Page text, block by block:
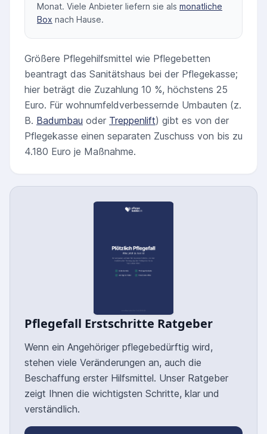
Monat. Viele Anbieter liefern sie als monatliche
Box nach Hause.
Größere Pflegehilfsmittel wie Pflegebetten
beantragt das Sanitätshaus bei der Pflegekasse;
hier beträgt die Zuzahlung 10 %, höchstens 25
Euro. Für wohnumfeldverbessernde Umbauten (z.
B. Badumbau oder Treppenlift) gibt es von der
Pflegekasse einen separaten Zuschuss von bis zu
4.180 Euro je Maßnahme.
Pflegefall Erstschritte Ratgeber
Wenn ein Angehöriger pflegebedürftig wird,
stehen viele Veränderungen an, auch die
Beschaffung erster Hilfsmittel. Unser Ratgeber
zeigt Ihnen die wichtigsten Schritte, klar und
verständlich.